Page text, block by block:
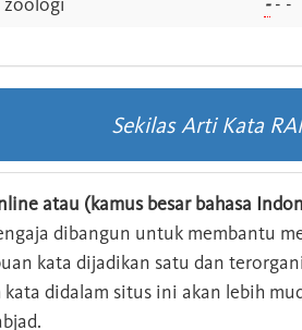
Sekilas Arti Kata
atau (kamus besar bahasa
dibangun untuk membantu
kata dijadikan satu dan
kata didalam situs ini akan lebih